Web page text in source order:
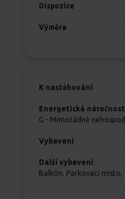
Dispozice
Výměra
K nastěhování
Energetická náročnost
G - Mimořádně
Vybavení
Další vybavení
Balkón, Parkovací místo,